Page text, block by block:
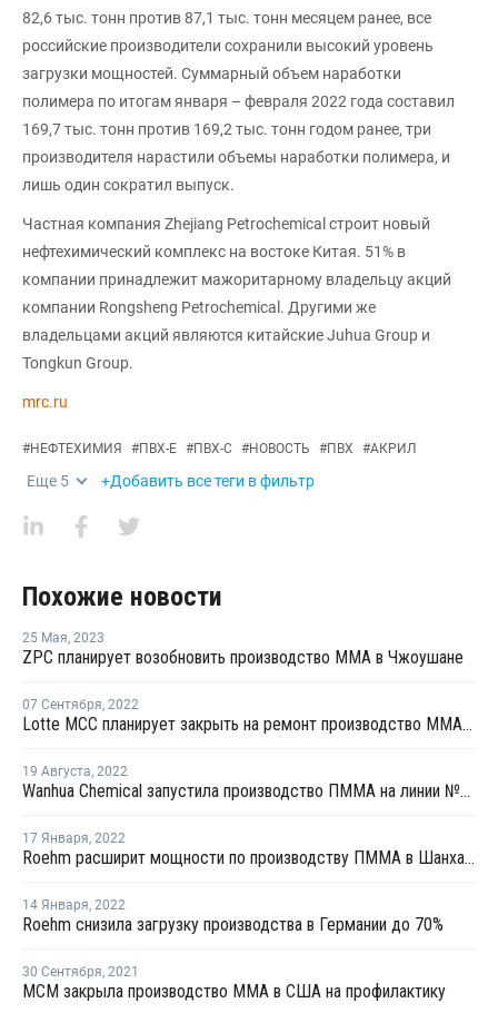
82,6 тыс. тонн против 87,1 тыс. тонн месяцем ранее, все
российские производители сохранили высокий уровень
загрузки мощностей. Суммарный объем наработки
полимера по итогам января – февраля 2022 года составил
169,7 тыс. тонн против 169,2 тыс. тонн годом ранее, три
производителя нарастили объемы наработки полимера, и
лишь один сократил выпуск.
Частная компания Zhejiang Petrochemical строит новый
нефтехимический комплекс на востоке Китая. 51% в
компании принадлежит мажоритарному владельцу акций
компании Rongsheng Petrochemical. Другими же
владельцами акций являются китайские Juhua Group и
Tongkun Group.
mrc.ru
#НЕФТЕХИМИЯ #ПВХ-Е #ПВХ-С #НОВОСТЬ #ПВХ #АКРИЛ
Еще 5 +Добавить все теги в фильтр
Похожие новости
25 Мая, 2023
ZPC планирует возобновить производство ММА в Чжоушане
07 Сентября, 2022
Lotte MCC планирует закрыть на ремонт производство ММА на линии №1 в Йосу
19 Августа, 2022
Wanhua Chemical запустила производство ПММА на линии №2 в Китае
17 Января, 2022
Roehm расширит мощности по производству ПММА в Шанхае ко второму кварталу 2023 года
14 Января, 2022
Roehm снизила загрузку производства в Германии до 70%
30 Сентября, 2021
MCM закрыла производство ММА в США на профилактику